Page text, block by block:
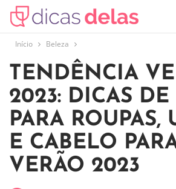
Início Beleza
TENDÊNCIA
2023: DICAS
PARA ROUPAS,
E CABELO
VERÃO 2023